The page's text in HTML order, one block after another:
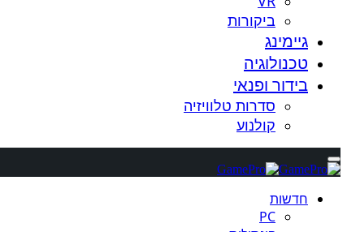
ביקורות
גיימינג
טכנולוגיה
בידור ופנאי
סדרות טלוויזיה
קולנוע
חדשות
PC